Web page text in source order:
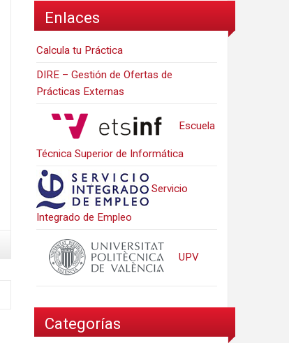
Enlaces
Calcula tu Práctica
DIRE – Gestión de Ofertas de
Prácticas Externas
Escuela
Técnica Superior de Informática
Servicio
Integrado de Empleo
UPV
Categorías